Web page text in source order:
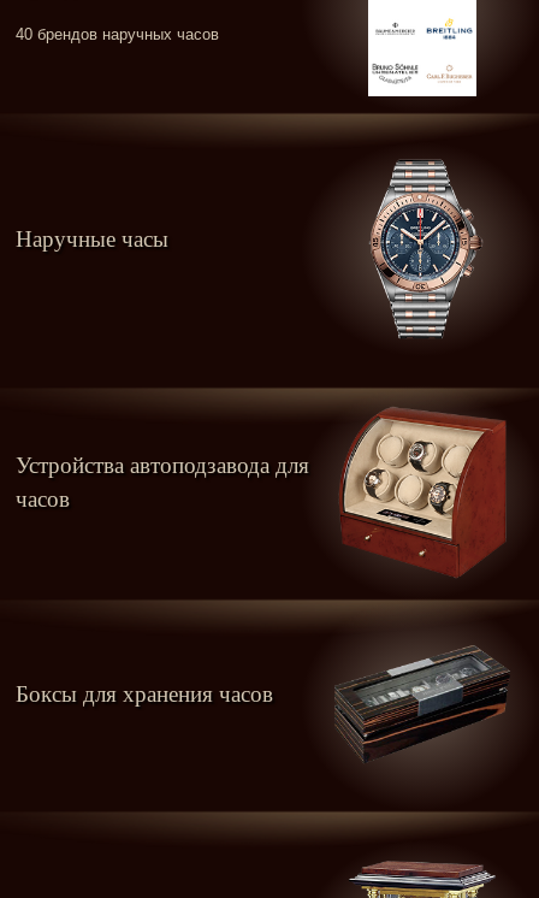
40 брендов наручных часов
Наручные часы
Устройства автоподзавода для
часов
Боксы для хранения часов